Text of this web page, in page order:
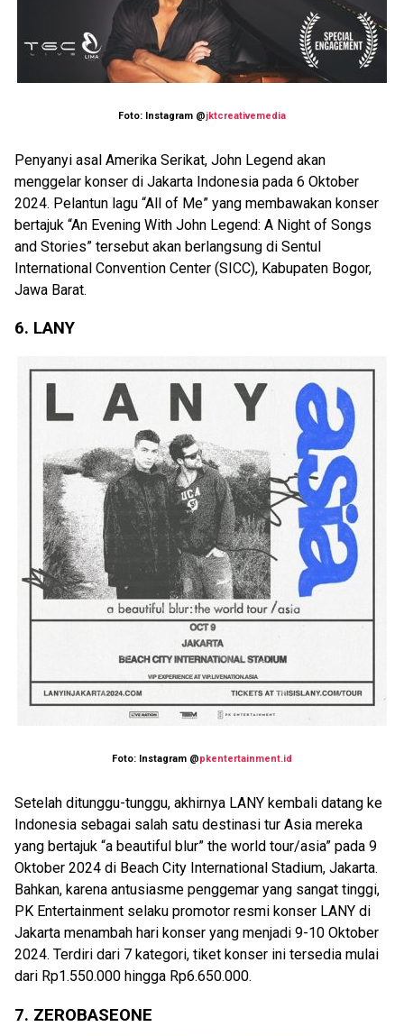
Foto: Instagram @jktcreativemedia
Penyanyi asal Amerika Serikat, John Legend akan
menggelar konser di Jakarta Indonesia pada 6 Oktober
2024. Pelantun lagu “All of Me” yang membawakan konser
bertajuk “An Evening With John Legend: A Night of Songs
and Stories” tersebut akan berlangsung di Sentul
International Convention Center (SICC), Kabupaten Bogor,
Jawa Barat.
6. LANY
Foto: Instagram @pkentertainment.id
Setelah ditunggu-tunggu, akhirnya LANY kembali datang ke
Indonesia sebagai salah satu destinasi tur Asia mereka
yang bertajuk “a beautiful blur” the world tour/asia” pada 9
Oktober 2024 di Beach City International Stadium, Jakarta.
Bahkan, karena antusiasme penggemar yang sangat tinggi,
PK Entertainment selaku promotor resmi konser LANY di
Jakarta menambah hari konser yang menjadi 9-10 Oktober
2024. Terdiri dari 7 kategori, tiket konser ini tersedia mulai
dari Rp1.550.000 hingga Rp6.650.000.
7. ZEROBASEONE